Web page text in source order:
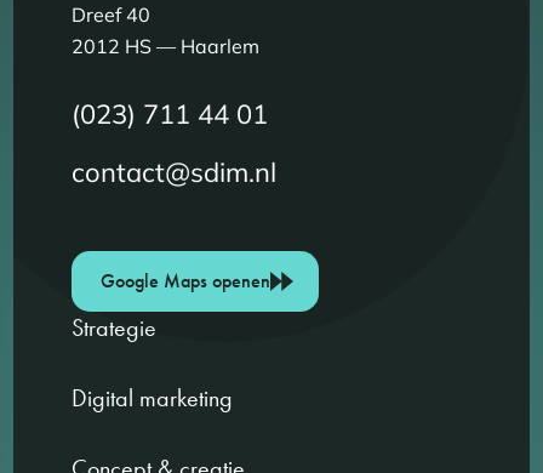
Dreef 40
2012 HS — Haarlem
(023) 711 44 01
contact@sdim.nl
Google Maps openen
Strategie
Digital marketing